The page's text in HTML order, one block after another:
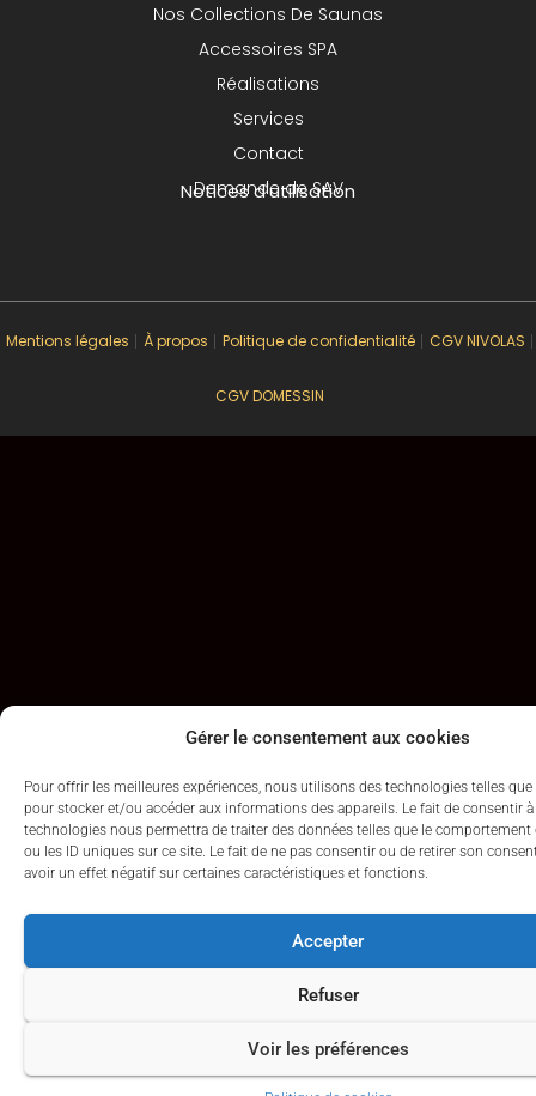
Gérer le consentement aux cookies
Pour offrir les meilleures expériences, nous utilisons des technologies telles que
pour stocker et/ou accéder aux informations des appareils. Le fait de consentir à
technologies nous permettra de traiter des données telles que le comportement
ou les ID uniques sur ce site. Le fait de ne pas consentir ou de retirer son
avoir un effet négatif sur certaines caractéristiques et fonctions.
Accepter
Refuser
Voir les préférences
Nos Collections De Saunas
Accessoires SPA
Réalisations
Services
Contact
Demande de SAV
Notices d'utilisation
Mentions légales À propos Politique de confidentialité CGV NIVOLAS
CGV DOMESSIN